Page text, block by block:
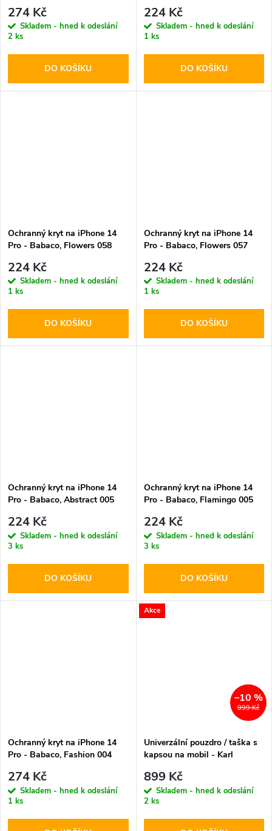
274 Kč
Skladem - hned k odeslání
2 ks
DO KOŠÍKU
224 Kč
Skladem - hned k odeslání
1 ks
DO KOŠÍKU
Ochranný kryt na iPhone 14
Pro - Babaco, Flowers 058
224 Kč
Skladem - hned k odeslání
1 ks
DO KOŠÍKU
Ochranný kryt na iPhone 14
Pro - Babaco, Flowers 057
224 Kč
Skladem - hned k odeslání
1 ks
DO KOŠÍKU
Ochranný kryt na iPhone 14
Pro - Babaco, Abstract 005
224 Kč
Skladem - hned k odeslání
3 ks
DO KOŠÍKU
Ochranný kryt na iPhone 14
Pro - Babaco, Flamingo 005
224 Kč
Skladem - hned k odeslání
3 ks
DO KOŠÍKU
Ochranný kryt na iPhone 14
Pro - Babaco, Fashion 004
274 Kč
Skladem - hned k odeslání
1 ks
Akce
999 Kč
–10 %
Univerzální pouzdro / taška s
kapsou na mobil - Karl
Choupette NFT Wallet Black
899 Kč
Skladem - hned k odeslání
2 ks